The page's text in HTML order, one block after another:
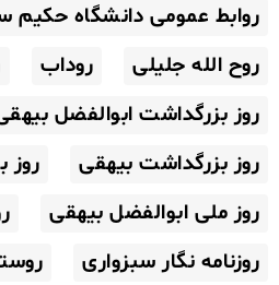
روابط عمومی دانشگاه حکیم
روح الله جلیلی
روداب
روز بزرگداشت ابوالفضل
روز بزرگداشت بیهقی
روز
روز ملی ابوالفضل بیهقی
روزنامه نگار سبزواری